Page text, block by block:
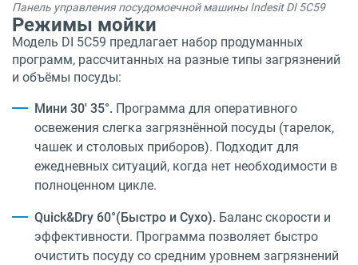
Панель управления посудомоечной машины Indesit DI 5C59
Режимы мойки
Модель DI 5C59 предлагает набор продуманных
программ, рассчитанных на разные типы загрязнений
и объёмы посуды:
Мини 30' 35°. Программа для оперативного
освежения слегка загрязнённой посуды (тарелок,
чашек и столовых приборов). Подходит для
ежедневных ситуаций, когда нет необходимости в
полноценном цикле.
Quick&Dry 60°(Быстро и Сухо). Баланс скорости и
эффективности. Программа позволяет быстро
очистить посуду со средним уровнем загрязнений